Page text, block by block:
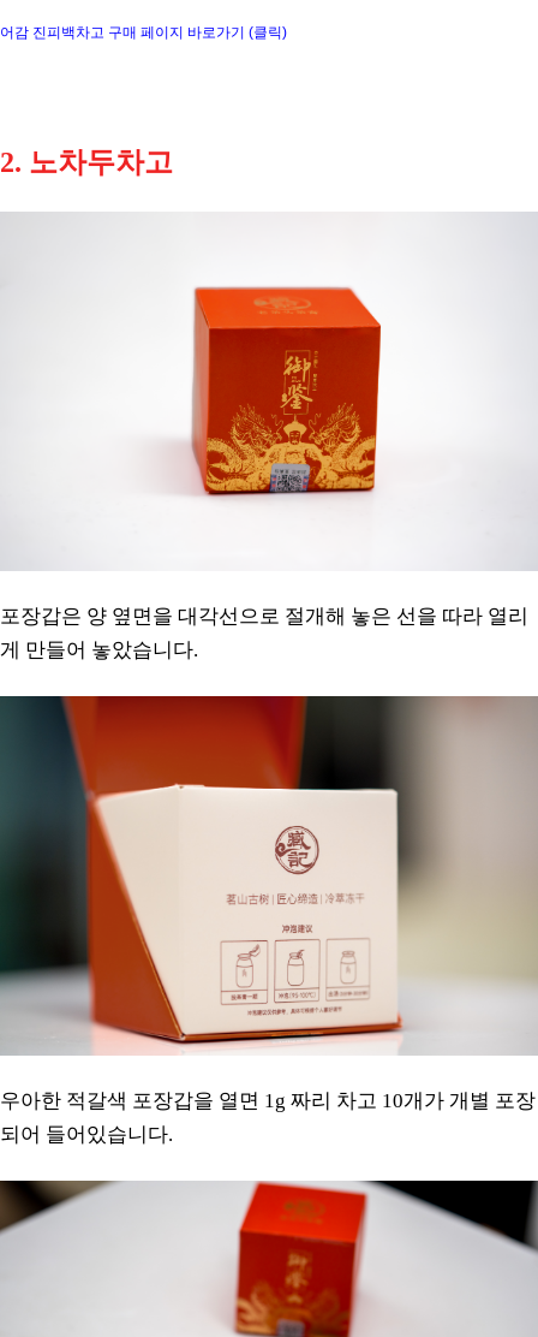
어감 진피백차고 구매 페이지 바로가기 (클릭)
2. 노차두차고
포장갑은 양 옆면을 대각선으로 절개해 놓은 선을 따라 열리
게 만들어 놓았습니다.
우아한 적갈색 포장갑을 열면 1g 짜리 차고 10개가 개별 포장
되어 들어있습니다.